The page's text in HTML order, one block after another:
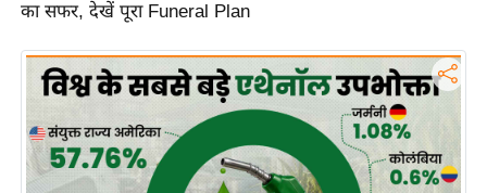
का सफर, देखें पूरा Funeral Plan